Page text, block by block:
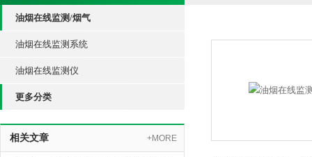
油烟在线监测/烟气
油烟在线监测系统
油烟在线监测仪
更多分类
相关文章 +MORE